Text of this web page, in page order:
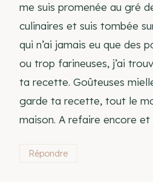
me suis promenée au gré
culinaires et suis tombée
qui n’ai jamais eu que des
ou trop farineuses, j’ai
ta recette. Goûteuses
garde ta recette, tout le
maison. A refaire encore et
Répondre